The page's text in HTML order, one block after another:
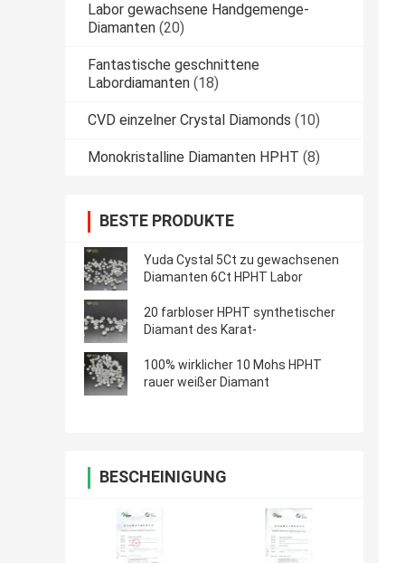
Labor gewachsene Handgemenge-
Diamanten (20)
Fantastische geschnittene
Labordiamanten (18)
CVD einzelner Crystal Diamonds (10)
Monokristalline Diamanten HPHT (8)
BESTE PRODUKTE
Yuda Cystal 5Ct zu gewachsenen
Diamanten 6Ct HPHT Labor
20 farbloser HPHT synthetischer
Diamant des Karat-
100% wirklicher 10 Mohs HPHT
rauer weißer Diamant
BESCHEINIGUNG